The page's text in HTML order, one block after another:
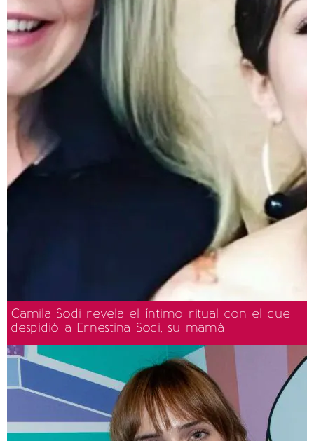
Camila Sodi revela el íntimo ritual con el que
despidió a Ernestina Sodi, su mamá